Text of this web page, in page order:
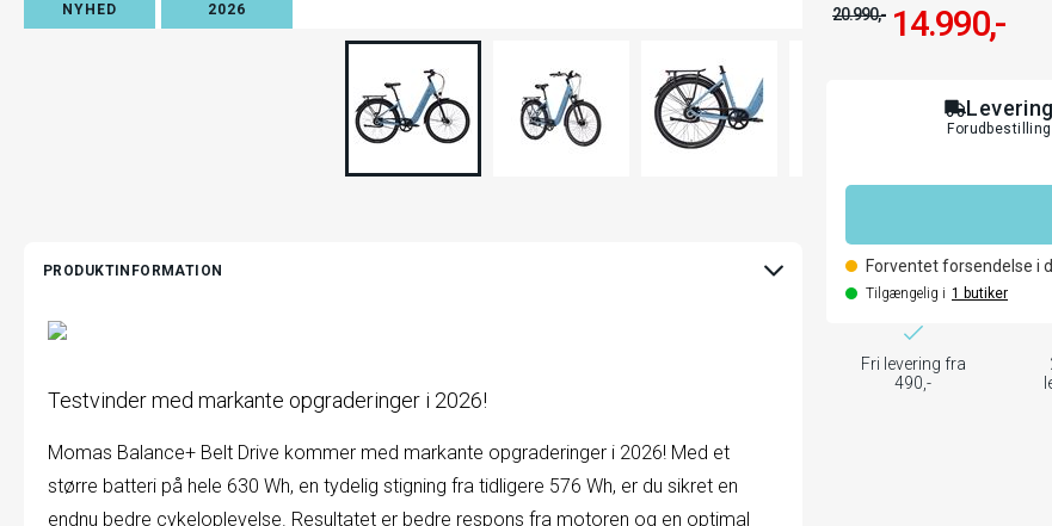
NYHED 2026
PRODUKTINFORMATION
Testvinder med markante opgraderinger i 2026!
Momas Balance+ Belt Drive kommer med markante opgraderinger i 2026! Med et
større batteri på hele 630 Wh, en tydelig stigning fra tidligere 576 Wh, er du sikret en
endnu bedre cykeloplevelse. Resultatet er bedre respons fra motoren og en optimal
MODAL
20.990,- 14.990,-
Levering
Forudbestilling
Forventet forsendelse i
Tilgængelig i 1 butiker
Fri levering fra
490,-